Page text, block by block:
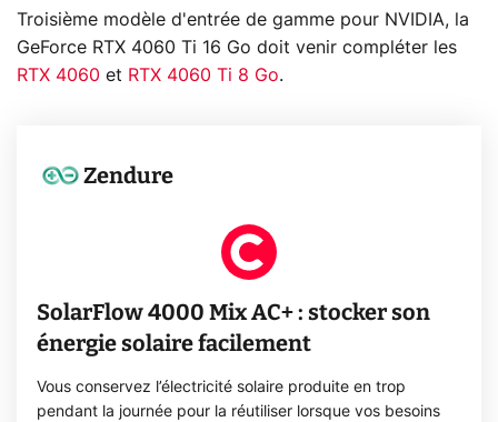
Troisième modèle d'entrée de gamme pour NVIDIA, la
GeForce RTX 4060 Ti 16 Go doit venir compléter les
RTX 4060 et RTX 4060 Ti 8 Go.
Zendure
SolarFlow 4000 Mix AC+ : stocker son
énergie solaire facilement
Vous conservez l’électricité solaire produite en trop
pendant la journée pour la réutiliser lorsque vos besoins